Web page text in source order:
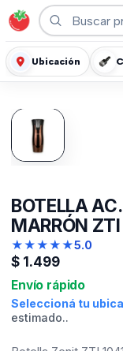
Ubicación
BOTELLA
MARRÓN
★★★★★5.0
$ 1.499
Envío rápido
Seleccioná tu
estimado..